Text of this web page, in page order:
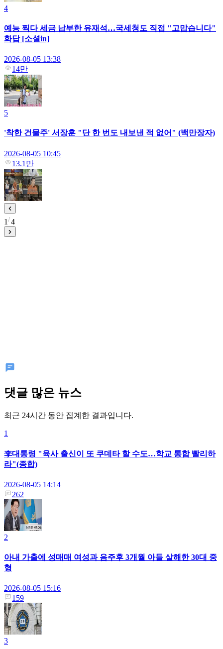
4
예능 찍다 세금 납부한 유재석…국세청도 직접 "고맙습니다"
화답 [소셜in]
2026-08-05 13:38
14만
5
'착한 건물주' 서장훈 "단 한 번도 내보낸 적 없어" (백만장자)
2026-08-05 10:45
13.1만
1 4
댓글 많은 뉴스
최근 24시간 동안 집계한 결과입니다.
1
李대통령 "육사 출신이 또 쿠데타 할 수도…학교 통합 빨리하
라"(종합)
2026-08-05 14:14
262
2
아내 가출에 성매매 여성과 음주후 3개월 아들 살해한 30대 중
형
2026-08-05 15:16
159
3